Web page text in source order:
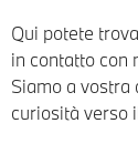
Qui potete
in contatto con
Siamo a vostra
curiosità verso